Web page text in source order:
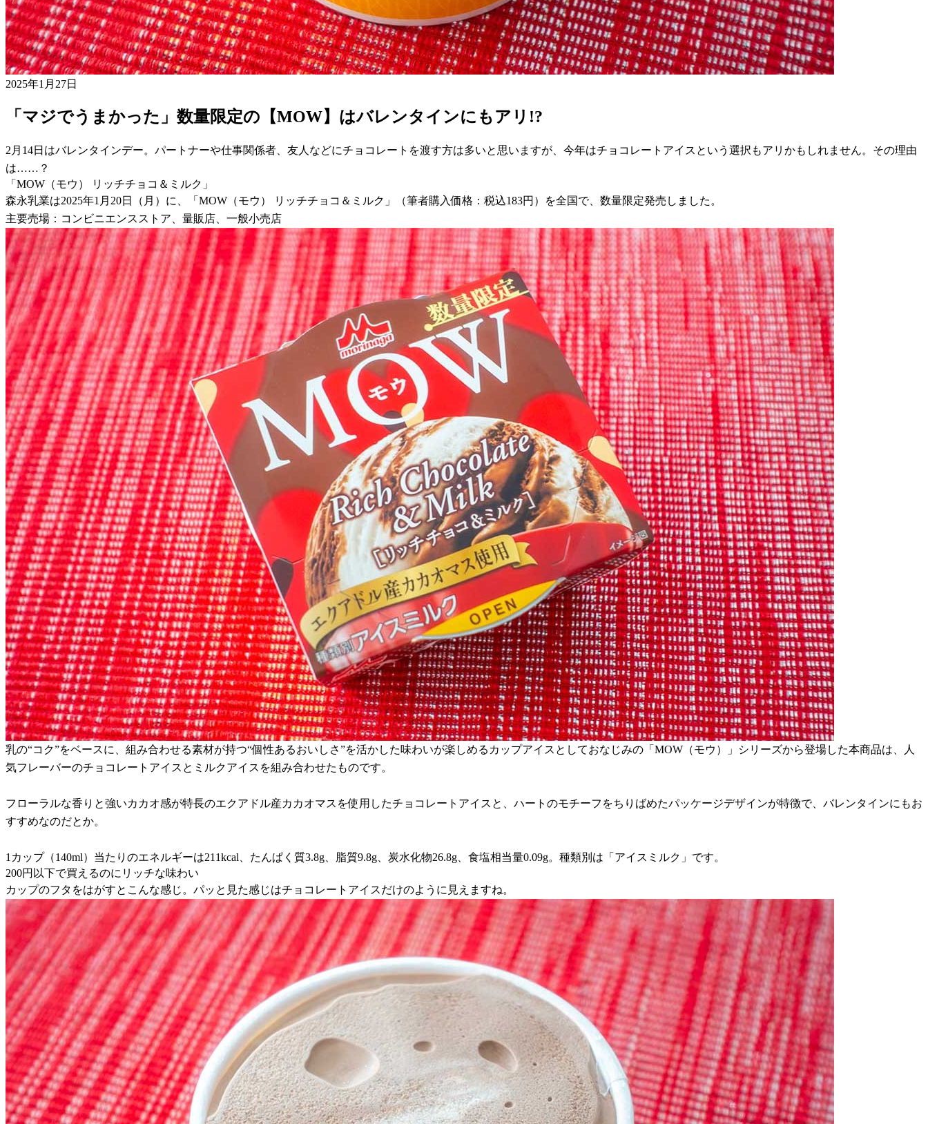
2025年1月27日
「マジでうまかった」数量限定の【MOW】はバレンタインにもアリ!?
2月14日はバレンタインデー。パートナーや仕事関係者、友人などにチョコレートを渡す方は多いと思いますが、今年はチョコレートアイスという選択もアリかもしれません。その理由
は……？
「MOW（モウ） リッチチョコ＆ミルク」
森永乳業は2025年1月20日（月）に、「MOW（モウ） リッチチョコ＆ミルク」（筆者購入価格：税込183円）を全国で、数量限定発売しました。
主要売場：コンビニエンスストア、量販店、一般小売店
乳の“コク”をベースに、組み合わせる素材が持つ“個性あるおいしさ”を活かした味わいが楽しめるカップアイスとしておなじみの「MOW（モウ）」シリーズから登場した本商品は、人
気フレーバーのチョコレートアイスとミルクアイスを組み合わせたものです。
フローラルな香りと強いカカオ感が特長のエクアドル産カカオマスを使用したチョコレートアイスと、ハートのモチーフをちりばめたパッケージデザインが特徴で、バレンタインにもお
すすめなのだとか。
1カップ（140ml）当たりのエネルギーは211kcal、たんぱく質3.8g、脂質9.8g、炭水化物26.8g、食塩相当量0.09g。種類別は「アイスミルク」です。
200円以下で買えるのにリッチな味わい
カップのフタをはがすとこんな感じ。パッと見た感じはチョコレートアイスだけのように見えますね。